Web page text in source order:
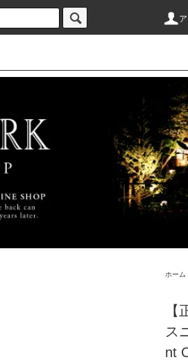
ホーム
ス
nt